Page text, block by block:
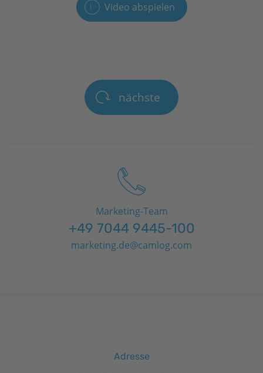
Video abspielen
nächste
Marketing-Team
+49 7044 9445-100
marketing.de@camlog.com
Adresse